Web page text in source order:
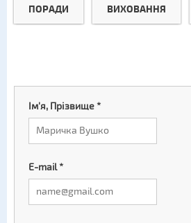
ПОРАДИ ВИХОВАННЯ
Ім'я, Прізвище*
E-mail*